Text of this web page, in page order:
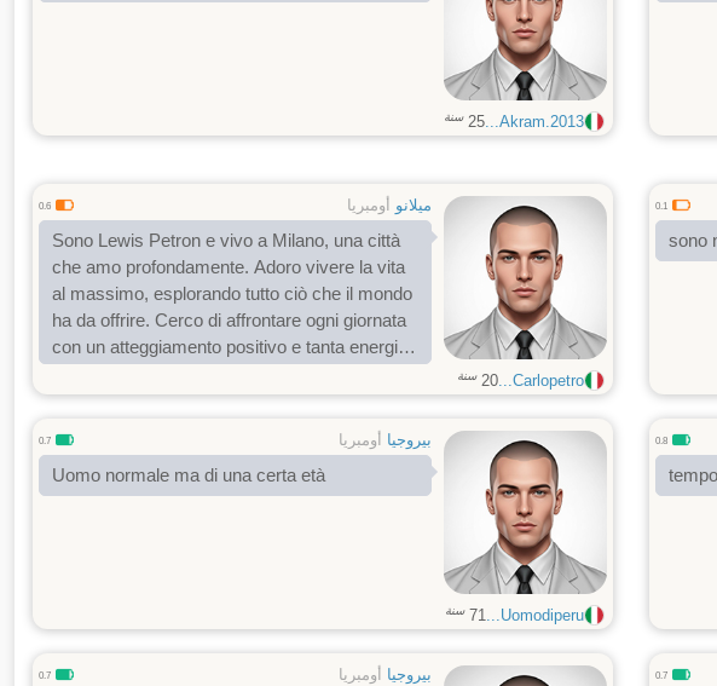
Akram.2013...
25 سنة
0.1
sono
ميلانو أومبريا 0.6
Sono Lewis Petron e vivo a Milano, una città
che amo profondamente. Adoro vivere la vita
al massimo, esplorando tutto ciò che il mondo
ha da offrire. Cerco di affrontare ogni giornata
con un atteggiamento positivo e tanta energia,
le grandi avventure. La vita è un viaggio che
ricerca di nuove esperienze.
Carlopetro...
20 سنة
0.8 بيروجيا أومبريا 0.7
Uomo normale ma di una certa età
Uomodiperu...
71 سنة
0.7 بيروجيا أومبريا 0.7